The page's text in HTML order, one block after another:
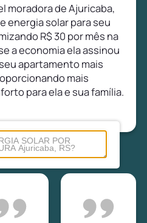
moradora de Ajuricaba,
energia solar para seu
R$ 30 por mês na
a economia ela assinou
apartamento mais
mais
para ela e sua família.
sobre energia